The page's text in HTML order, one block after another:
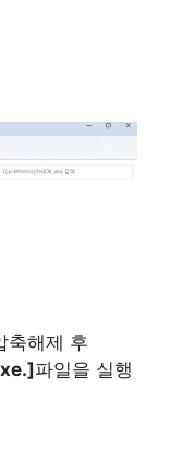
축해제 후
파일을 실행